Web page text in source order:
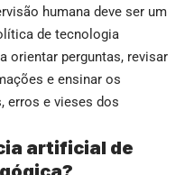
humana deve ser um
de tecnologia
orientar perguntas, revisar
e ensinar os
erros e vieses dos
artificial de